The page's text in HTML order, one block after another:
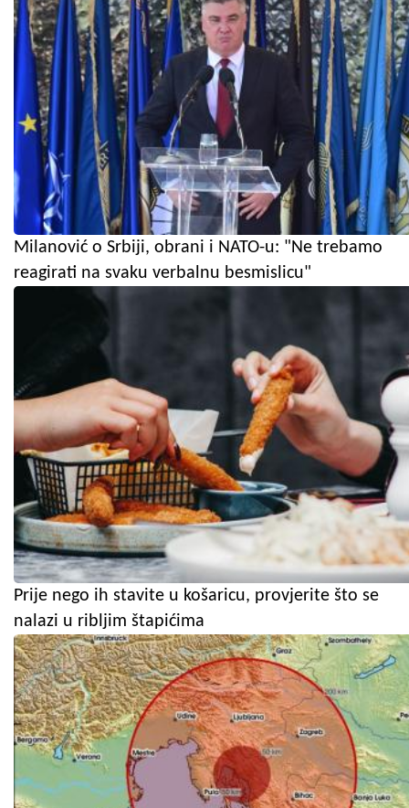
Milanović o Srbiji, obrani i NATO-u: "Ne trebamo
reagirati na svaku verbalnu besmislicu"
Prije nego ih stavite u košaricu, provjerite što se
nalazi u ribljim štapićima